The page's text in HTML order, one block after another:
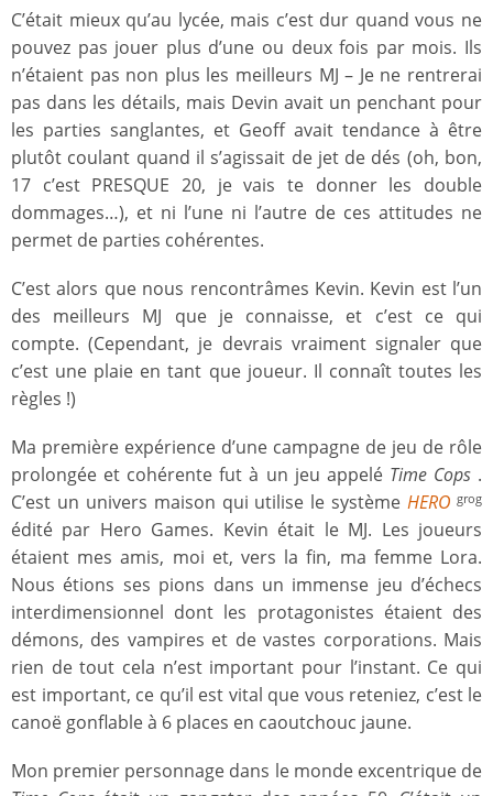
C’était mieux qu’au lycée, mais c’est dur quand vous ne
pouvez pas jouer plus d’une ou deux fois par mois. Ils
n’étaient pas non plus les meilleurs MJ – Je ne rentrerai
pas dans les détails, mais Devin avait un penchant pour
les parties sanglantes, et Geoff avait tendance à être
plutôt coulant quand il s’agissait de jet de dés (oh, bon,
17 c’est PRESQUE 20, je vais te donner les double
dommages…), et ni l’une ni l’autre de ces attitudes ne
permet de parties cohérentes.
C’est alors que nous rencontrâmes Kevin. Kevin est l’un
des meilleurs MJ que je connaisse, et c’est ce qui
compte. (Cependant, je devrais vraiment signaler que
c’est une plaie en tant que joueur. Il connaît toutes les
règles !)
Ma première expérience d’une campagne de jeu de rôle
prolongée et cohérente fut à un jeu appelé Time Cops.
C’est un univers maison qui utilise le systèmeHERO grog
édité par Hero Games. Kevin était le MJ. Les joueurs
étaient mes amis, moi et, vers la fin, ma femme Lora.
Nous étions ses pions dans un immense jeu d’échecs
interdimensionnel dont les protagonistes étaient des
démons, des vampires et de vastes corporations. Mais
rien de tout cela n’est important pour l’instant. Ce qui
est important, ce qu’il est vital que vous reteniez, c’est le
canoë gonflable à 6 places en caoutchouc jaune.
Mon premier personnage dans le monde excentrique de